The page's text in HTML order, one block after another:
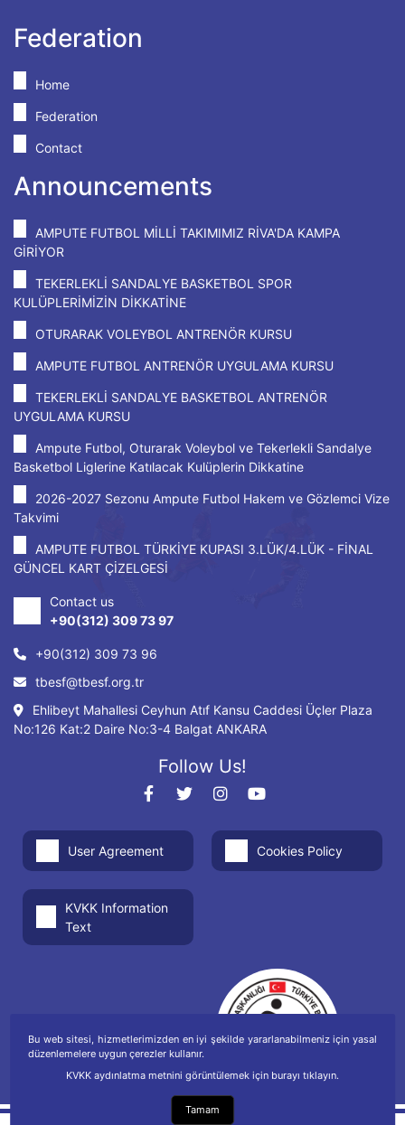
Federation
Home
Federation
Contact
Announcements
AMPUTE FUTBOL MİLLİ TAKIMIMIZ RİVA'DA KAMPA
GİRİYOR
TEKERLEKLİ SANDALYE BASKETBOL SPOR
KULÜPLERİMİZİN DİKKATİNE
OTURARAK VOLEYBOL ANTRENÖR KURSU
AMPUTE FUTBOL ANTRENÖR UYGULAMA KURSU
TEKERLEKLİ SANDALYE BASKETBOL ANTRENÖR
UYGULAMA KURSU
Ampute Futbol, Oturarak Voleybol ve Tekerlekli Sandalye
Basketbol Liglerine Katılacak Kulüplerin Dikkatine
2026-2027 Sezonu Ampute Futbol Hakem ve Gözlemci Vize
Takvimi
AMPUTE FUTBOL TÜRKİYE KUPASI 3.LÜK/4.LÜK - FİNAL
GÜNCEL KART ÇİZELGESİ
Contact us
+90(312) 309 73 97
+90(312) 309 73 96
tbesf@tbesf.org.tr
Ehlibeyt Mahallesi Ceyhun Atıf Kansu Caddesi Üçler Plaza
No:126 Kat:2 Daire No:3-4 Balgat ANKARA
Follow Us!
User Agreement Cookies Policy
KVKK Information
Text
Bu web sitesi, hizmetlerimizden en iyi şekilde yararlanabilmeniz için yasal
düzenlemelere uygun çerezler kullanır.
KVKK aydınlatma metnini görüntülemek için burayı tıklayın.
Tamam